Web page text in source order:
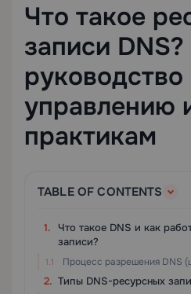
Что такое
записи
управлению
практикам
TABLE OF CONTENTS
Что такое DNS и как
записи?
Процесс разрешения DNS
Типы DNS-ресурсных